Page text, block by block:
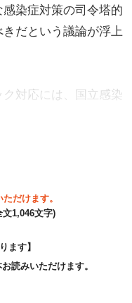
染症対策の司令塔的
だという議論が浮上
ク対応には、国立感染
だけます。
1,046文字)
ます】
読みいただけます。